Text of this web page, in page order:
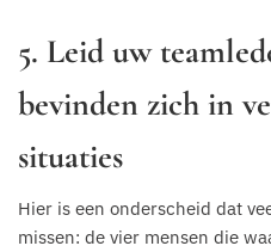
5. Leid uw
bevinden zich in
situaties
Hier is een onderscheid dat
missen: de vier mensen die